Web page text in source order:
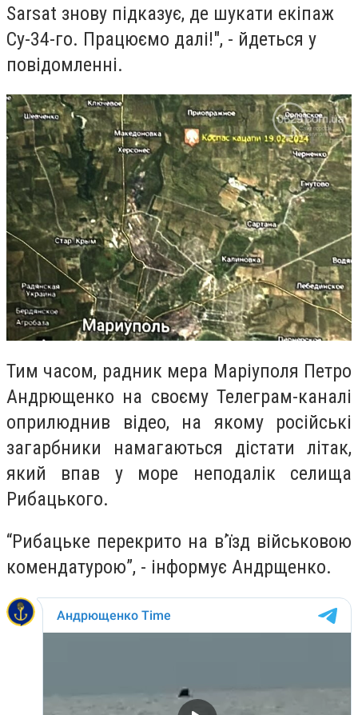
Sarsat знову підказує, де шукати екіпаж
Су-34-го. Працюємо далі!", - йдеться у
повідомленні.
Тим часом, радник мера Маріуполя Петро
Андрющенко на своєму Телеграм-каналі
оприлюднив відео, на якому російські
загарбники намагаються дістати літак,
який впав у море неподалік селища
Рибацького.
“Рибацьке перекрито на в’їзд військовою
комендатурою”, - інформує Андрщенко.